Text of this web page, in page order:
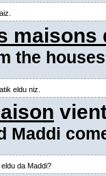
maisons
the
eldu niz.
Maddi
da Maddi?